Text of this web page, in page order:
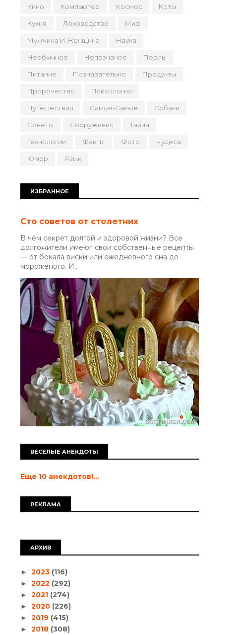
Кино Компьютер Космос Коты
Кухня Лоховодство Миф
Мужчина И Женщина Наука
Необычное Непознаное Перлы
Питание Познавательно Продукты
Пророчество Психология
Путешествия Самое-Самое Собаки
Советы Сооружения Тайна
Технологии Факты Фото Чудеса
Юмор Язык
ИЗБРАННОЕ
Сто советов от столетних
В чем секрет долгой и здоровой жизни? Все
долгожители имеют свои собственные рецепты
— от бокала виски или ежедневного сна до
мороженого. И...
ВЕСЕЛЫЕ АНЕКДОТЫ
Еще 10 анекдотов!...
РЕКЛАМА
АРХИВ
► 2023 (116)
► 2022 (292)
► 2021 (274)
► 2020 (226)
► 2019 (415)
► 2018 (308)